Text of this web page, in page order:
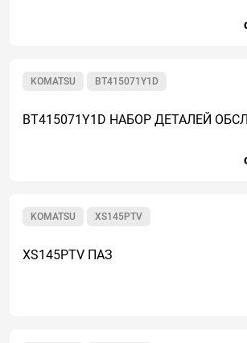
BT415071Y1D
KOMATSU
BT415071Y1D НАБОР ДЕТАЛЕЙ
XS145PTV
KOMATSU
XS145PTV ПАЗ